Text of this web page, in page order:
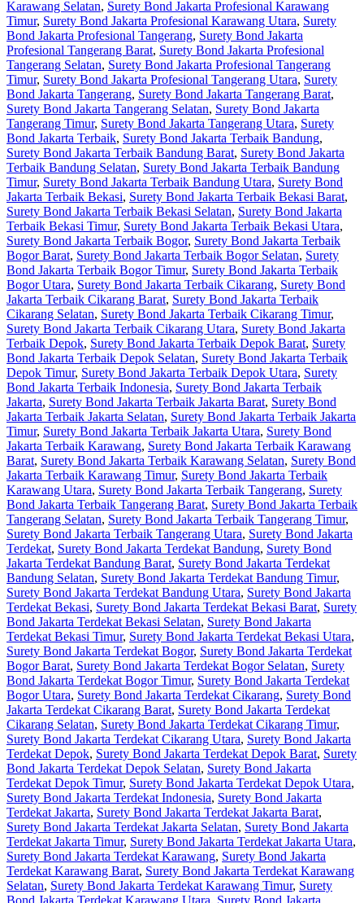
Karawang Selatan, Surety Bond Jakarta Profesional Karawang
Timur, Surety Bond Jakarta Profesional Karawang Utara, Surety
Bond Jakarta Profesional Tangerang, Surety Bond Jakarta
Profesional Tangerang Barat, Surety Bond Jakarta Profesional
Tangerang Selatan, Surety Bond Jakarta Profesional Tangerang
Timur, Surety Bond Jakarta Profesional Tangerang Utara, Surety
Bond Jakarta Tangerang, Surety Bond Jakarta Tangerang Barat,
Surety Bond Jakarta Tangerang Selatan, Surety Bond Jakarta
Tangerang Timur, Surety Bond Jakarta Tangerang Utara, Surety
Bond Jakarta Terbaik, Surety Bond Jakarta Terbaik Bandung,
Surety Bond Jakarta Terbaik Bandung Barat, Surety Bond Jakarta
Terbaik Bandung Selatan, Surety Bond Jakarta Terbaik Bandung
Timur, Surety Bond Jakarta Terbaik Bandung Utara, Surety Bond
Jakarta Terbaik Bekasi, Surety Bond Jakarta Terbaik Bekasi Barat,
Surety Bond Jakarta Terbaik Bekasi Selatan, Surety Bond Jakarta
Terbaik Bekasi Timur, Surety Bond Jakarta Terbaik Bekasi Utara,
Surety Bond Jakarta Terbaik Bogor, Surety Bond Jakarta Terbaik
Bogor Barat, Surety Bond Jakarta Terbaik Bogor Selatan, Surety
Bond Jakarta Terbaik Bogor Timur, Surety Bond Jakarta Terbaik
Bogor Utara, Surety Bond Jakarta Terbaik Cikarang, Surety Bond
Jakarta Terbaik Cikarang Barat, Surety Bond Jakarta Terbaik
Cikarang Selatan, Surety Bond Jakarta Terbaik Cikarang Timur,
Surety Bond Jakarta Terbaik Cikarang Utara, Surety Bond Jakarta
Terbaik Depok, Surety Bond Jakarta Terbaik Depok Barat, Surety
Bond Jakarta Terbaik Depok Selatan, Surety Bond Jakarta Terbaik
Depok Timur, Surety Bond Jakarta Terbaik Depok Utara, Surety
Bond Jakarta Terbaik Indonesia, Surety Bond Jakarta Terbaik
Jakarta, Surety Bond Jakarta Terbaik Jakarta Barat, Surety Bond
Jakarta Terbaik Jakarta Selatan, Surety Bond Jakarta Terbaik Jakarta
Timur, Surety Bond Jakarta Terbaik Jakarta Utara, Surety Bond
Jakarta Terbaik Karawang, Surety Bond Jakarta Terbaik Karawang
Barat, Surety Bond Jakarta Terbaik Karawang Selatan, Surety Bond
Jakarta Terbaik Karawang Timur, Surety Bond Jakarta Terbaik
Karawang Utara, Surety Bond Jakarta Terbaik Tangerang, Surety
Bond Jakarta Terbaik Tangerang Barat, Surety Bond Jakarta Terbaik
Tangerang Selatan, Surety Bond Jakarta Terbaik Tangerang Timur,
Surety Bond Jakarta Terbaik Tangerang Utara, Surety Bond Jakarta
Terdekat, Surety Bond Jakarta Terdekat Bandung, Surety Bond
Jakarta Terdekat Bandung Barat, Surety Bond Jakarta Terdekat
Bandung Selatan, Surety Bond Jakarta Terdekat Bandung Timur,
Surety Bond Jakarta Terdekat Bandung Utara, Surety Bond Jakarta
Terdekat Bekasi, Surety Bond Jakarta Terdekat Bekasi Barat, Surety
Bond Jakarta Terdekat Bekasi Selatan, Surety Bond Jakarta
Terdekat Bekasi Timur, Surety Bond Jakarta Terdekat Bekasi Utara,
Surety Bond Jakarta Terdekat Bogor, Surety Bond Jakarta Terdekat
Bogor Barat, Surety Bond Jakarta Terdekat Bogor Selatan, Surety
Bond Jakarta Terdekat Bogor Timur, Surety Bond Jakarta Terdekat
Bogor Utara, Surety Bond Jakarta Terdekat Cikarang, Surety Bond
Jakarta Terdekat Cikarang Barat, Surety Bond Jakarta Terdekat
Cikarang Selatan, Surety Bond Jakarta Terdekat Cikarang Timur,
Surety Bond Jakarta Terdekat Cikarang Utara, Surety Bond Jakarta
Terdekat Depok, Surety Bond Jakarta Terdekat Depok Barat, Surety
Bond Jakarta Terdekat Depok Selatan, Surety Bond Jakarta
Terdekat Depok Timur, Surety Bond Jakarta Terdekat Depok Utara,
Surety Bond Jakarta Terdekat Indonesia, Surety Bond Jakarta
Terdekat Jakarta, Surety Bond Jakarta Terdekat Jakarta Barat,
Surety Bond Jakarta Terdekat Jakarta Selatan, Surety Bond Jakarta
Terdekat Jakarta Timur, Surety Bond Jakarta Terdekat Jakarta Utara,
Surety Bond Jakarta Terdekat Karawang, Surety Bond Jakarta
Terdekat Karawang Barat, Surety Bond Jakarta Terdekat Karawang
Selatan, Surety Bond Jakarta Terdekat Karawang Timur, Surety
Bond Jakarta Terdekat Karawang Utara, Surety Bond Jakarta